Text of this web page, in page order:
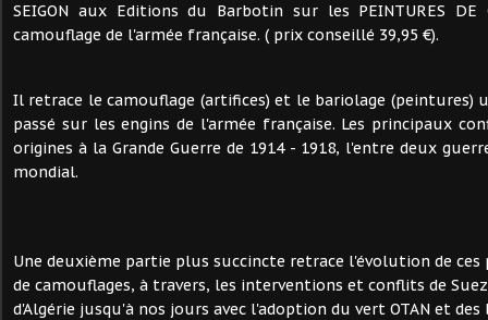
SEIGON aux Editions du Barbotin sur les PEINTURES DE
camouflage de l'armée française. ( prix conseillé 39,95 €).
Il retrace le camouflage (artifices) et le bariolage (peintures)
passé sur les engins de l'armée française. Les principaux
origines à la Grande Guerre de 1914 - 1918, l'entre deux
mondial.
Une deuxième partie plus succincte retrace l'évolution de
de camouflages, à travers, les interventions et conflits de
d'Algérie jusqu'à nos jours avec l'adoption du vert OTAN et